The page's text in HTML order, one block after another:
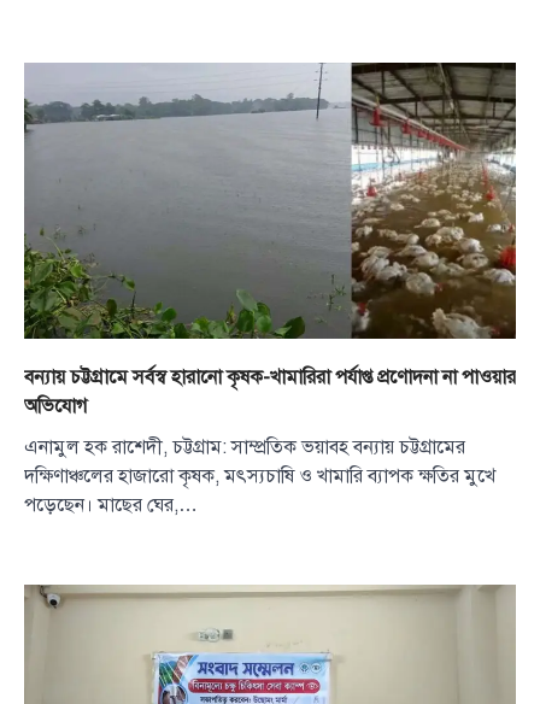
বন্যায় চট্টগ্রামে সর্বস্ব হারানো কৃষক-খামারিরা পর্যাপ্ত প্রণোদনা না পাওয়ার
অভিযোগ
এনামুল হক রাশেদী, চট্টগ্রাম: সাম্প্রতিক ভয়াবহ বন্যায় চট্টগ্রামের
দক্ষিণাঞ্চলের হাজারো কৃষক, মৎস্যচাষি ও খামারি ব্যাপক ক্ষতির মুখে
পড়েছেন। মাছের ঘের,…